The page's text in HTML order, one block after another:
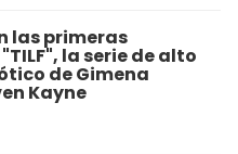
las primeras
la serie de alto
de Gimena
Kayne